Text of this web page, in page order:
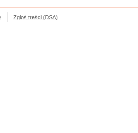
Zgłoś treści (DSA)